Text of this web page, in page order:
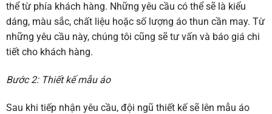
thể từ phía khách hàng. Những yêu cầu có thể sẽ là kiểu
dáng, màu sắc, chất liệu hoặc số lượng áo thun cần may. Từ
những yêu cầu này, chúng tôi cũng sẽ tư vấn và báo giá chi
tiết cho khách hàng.
Bước 2: Thiết kế mẫu áo
Sau khi tiếp nhận yêu cầu, đội ngũ thiết kế sẽ lên mẫu áo